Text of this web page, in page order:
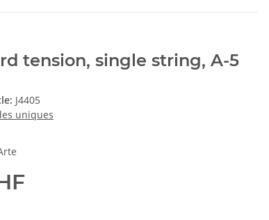
tension, single string, A-5
J4405
uniques